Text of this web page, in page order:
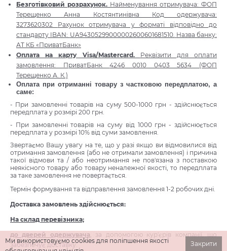
Безготівковий розрахунок. Найменування отримувача: ФОП
Терещенко Анна Костянтинівна Код одержувача:
3273620302 Рахунок отримувача у форматі відповідно до
стандарту IBAN: UA94305299000002600601681510. Назва банку:
АТ КБ «ПриватБанк»
Оплата на карту Visa/Mastercard. Реквізити для оплати
замовлення: ПриватБанк4246 0010 0403 5634 (ФОП
Терещенко А. К.)
Оплата при отриманні товару з частковою передплатою, а
саме:
- При замовленні товарів на суму 500-1000 грн - здійснюється
передплата у розмірі 200 грн.
- При замовленні товарів на суму від 1000 грн - здійснюється
передплата у розмірі 10% від суми замовлення.
Звертаємо Вашу увагу на те, що у разі якщо ви відмовилися від
отримання замовлення (або не отримали замовлення) і причина
такої відмови та / або неотримання не пов'язана з поставкою
неякісного товару або товару неналежної якості, то передплата
за таке замовлення не повертається.
Термін формування та відправлення замовлення 1-2 робочих дні.
Доставка замовлень здійснюється:
На склад перевізника;
до дверей одержувача, за допомогою кур'єрів компанії, що
забезпечує доставку.
Закрити
Ми використовуємо cookies для поліпшення якості